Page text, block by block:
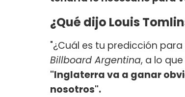
¿Qué dijo Louis
"¿Cuál es tu predicción
Billboard Argentina, a lo
"Inglaterra va a ganar
nosotros".